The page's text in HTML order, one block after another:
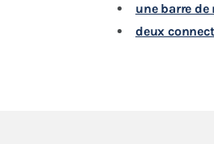
une barre
deux